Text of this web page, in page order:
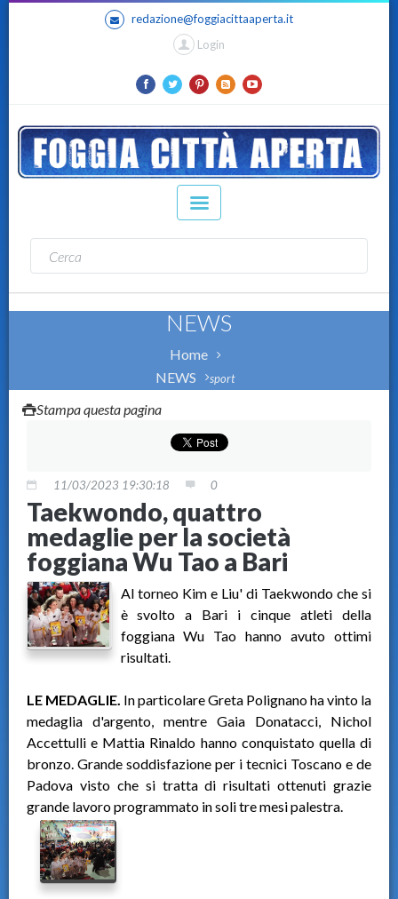
redazione@foggiacittaaperta.it
Login
NEWS
Home
NEWS
sport
Stampa questa pagina
11/03/2023 19:30:18 0
Taekwondo, quattro
medaglie per la società
foggiana Wu Tao a Bari
Al torneo Kim e Liu' di Taekwondo che si
è svolto a Bari i cinque atleti della
foggiana Wu Tao hanno avuto ottimi
risultati.
LE MEDAGLIE. In particolare Greta Polignano ha vinto la
medaglia d'argento, mentre Gaia Donatacci, Nichol
Accettulli e Mattia Rinaldo hanno conquistato quella di
bronzo. Grande soddisfazione per i tecnici Toscano e de
Padova visto che si tratta di risultati ottenuti grazie
grande lavoro programmato in soli tre mesi palestra.